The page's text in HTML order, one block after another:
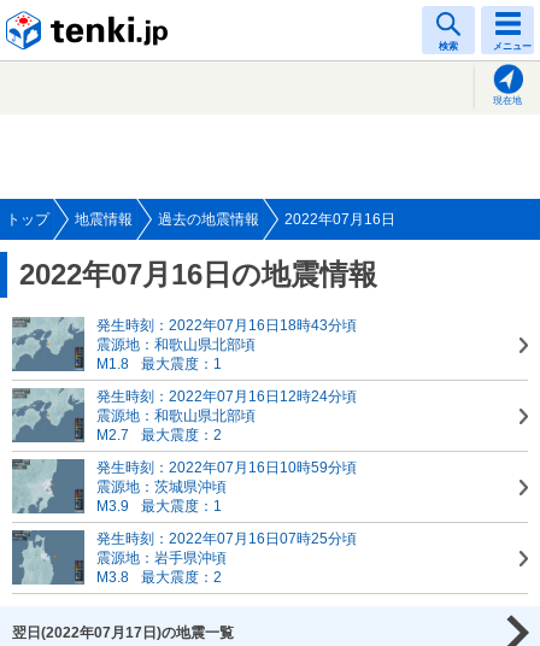
検索 メニュー
現在地
トップ 地震情報 過去の地震情報 2022年07月16日
2022年07月16日の地震情報
発生時刻：2022年07月16日18時43分頃
震源地：和歌山県北部頃
M1.8
最大震度：1
発生時刻：2022年07月16日12時24分頃
震源地：和歌山県北部頃
M2.7
最大震度：2
発生時刻：2022年07月16日10時59分頃
震源地：茨城県沖頃
M3.9
最大震度：1
発生時刻：2022年07月16日07時25分頃
震源地：岩手県沖頃
M3.8
最大震度：2
翌日(2022年07月17日)の地震一覧